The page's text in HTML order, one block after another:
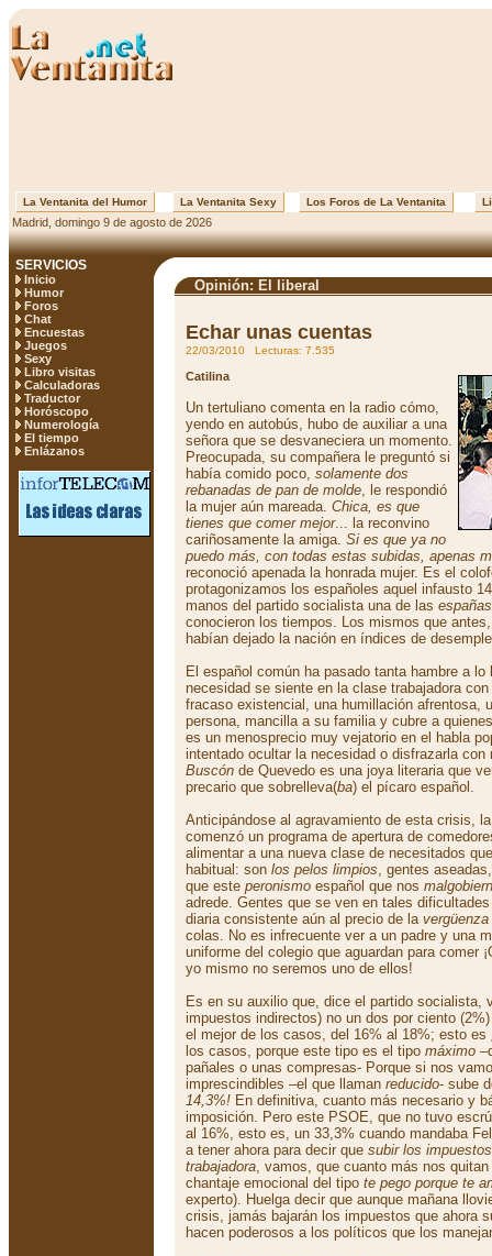
La Ventanita del Humor La Ventanita Sexy Los Foros de La Ventanita
Madrid, domingo 9 de agosto de 2026
SERVICIOS
Inicio
Humor
Foros
Chat
Encuestas
Juegos
Sexy
Libro visitas
Calculadoras
Traductor
Horóscopo
Numerología
El tiempo
Enlázanos
Opinión: El liberal
Echar unas cuentas
22/03/2010 Lecturas: 7.535
Catilina
Un tertuliano comenta en la radio cómo,
yendo en autobús, hubo de auxiliar a una
señora que se desvaneciera un momento.
Preocupada, su compañera le preguntó si
había comido poco, solamente dos
rebanadas de pan de molde, le respondió
la mujer aún mareada. Chica, es que
tienes que comer mejor... la reconvino
cariñosamente la amiga. Si es que ya no
puedo más, con todas estas subidas, apenas
reconoció apenada la honrada mujer. Es el
protagonizamos los españoles aquel infausto
manos del partido socialista una de las españas
conocieron los tiempos. Los mismos que
habían dejado la nación en índices de
El español común ha pasado tanta hambre a
necesidad se siente en la clase trabajadora
fracaso existencial, una humillación afrentosa,
persona, mancilla a su familia y cubre a
es un menosprecio muy vejatorio en el habla
intentado ocultar la necesidad o disfrazarla
Buscón de Quevedo es una joya literaria que
precario que sobrelleva(ba) el pícaro español.
Anticipándose al agravamiento de esta crisis,
comenzó un programa de apertura de
alimentar a una nueva clase de necesitados
habitual: son los pelos limpios, gentes
que este peronismo español que nos
adrede. Gentes que se ven en tales
diaria consistente aún al precio de la vergüenza
colas. No es infrecuente ver a un padre y una
uniforme del colegio que aguardan para comer
yo mismo no seremos uno de ellos!
Es en su auxilio que, dice el partido socialista,
impuestos indirectos) no un dos por ciento
el mejor de los casos, del 16% al 18%; esto es
los casos, porque este tipo es el tipo máximo
pañales o unas compresas- Porque si nos
imprescindibles –el que llaman reducido- sube
14,3%! En definitiva, cuanto más necesario y
imposición. Pero este PSOE, que no tuvo
al 16%, esto es, un 33,3% cuando mandaba
a tener ahora para decir que subir los
trabajadora, vamos, que cuanto más nos
chantaje emocional del tipo te pego porque te
experto). Huelga decir que aunque mañana
crisis, jamás bajarán los impuestos que ahora
hacen poderosos a los políticos que los